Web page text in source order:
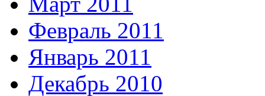
Февраль 2011
Январь 2011
Декабрь 2010